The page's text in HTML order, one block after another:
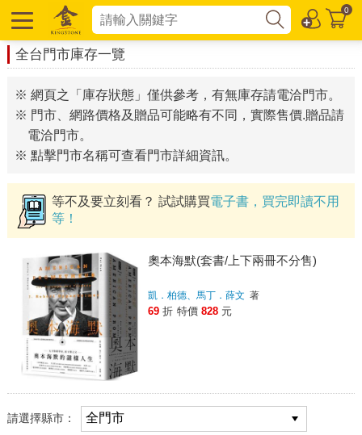
0
全台門市庫存一覽
※ 網頁之「庫存狀態」僅供參考，有無庫存請電洽門市。
※ 門市、網路價格及贈品可能略有不同，實際售價.贈品請
電洽門市。
※ 點擊門市名稱可查看門市詳細資訊。
等不及要立刻看？ 試試購買電子書，買完即讀不用
等！
奧本海默(套書/上下兩冊不分售)
凱．柏德、馬丁．薛文 著
69 折 特價 828 元
請選擇縣市：